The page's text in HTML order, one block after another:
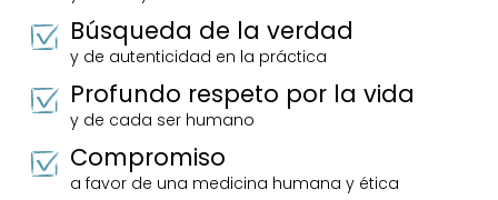
Búsqueda de la verdad
y de autenticidad en la práctica
Profundo respeto por la vida
y de cada ser humano
Compromiso
a favor de una medicina humana y ética